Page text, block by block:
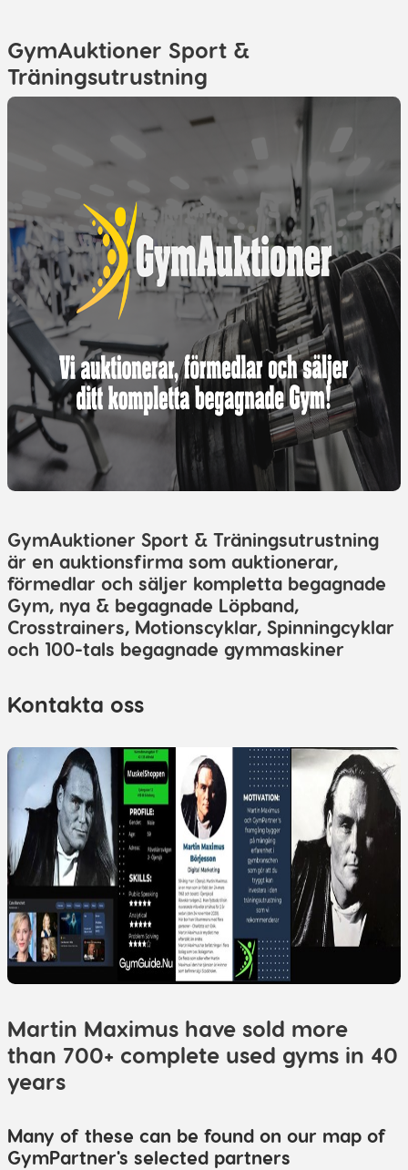
GymAuktioner Sport &
Träningsutrustning
GymAuktioner Sport & Träningsutrustning
är en auktionsfirma som auktionerar,
förmedlar och säljer kompletta begagnade
Gym, nya & begagnade Löpband,
Crosstrainers, Motionscyklar, Spinningcyklar
och 100-tals begagnade gymmaskiner
Kontakta oss
Martin Maximus have sold more
than 700+ complete used gyms in 40
years
Many of these can be found on our map of
GymPartner's selected partners